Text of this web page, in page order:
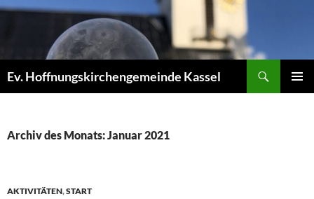
Zum
Ev. Hoffnungskirchengemeinde Kassel
Archiv des Monats: Januar 2021
AKTIVITÄTEN,START